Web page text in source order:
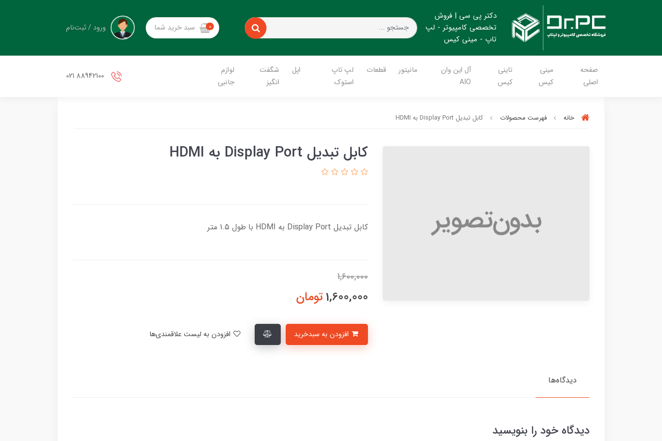
دکتر پی سی | فروش
تخصصی کامپیوتر - لپ
تاپ - مینی کیس
0 سبد خرید شما ورود / ثبت‌نام
صفحه
اصلی
مینی
کیس
تاینی
کیس
آل این وان
AIO
مانیتور قطعات
لپ تاپ
استوک
اپل
شگفت
انگیز
لوازم
جانبی
خانه فهرست محصولات کابل تبدیل Display Port به HDMI
کابل تبدیل Display Port به HDMI
کابل تبدیل Display Port به HDMI با طول 1.5 متر
1,600,000
1,600,000تومان
دیدگاه‌ها
دیدگاه خود را بنویسید